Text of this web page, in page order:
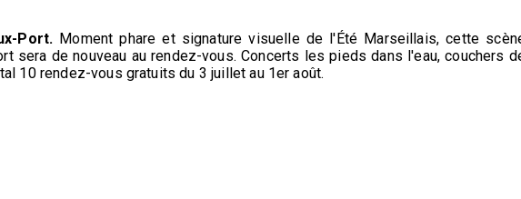
Port. Moment phare et signature visuelle de l'Été Marseillais, cette
sera de nouveau au rendez-vous. Concerts les pieds dans l'eau, couchers
10 rendez-vous gratuits du 3 juillet au 1er août.